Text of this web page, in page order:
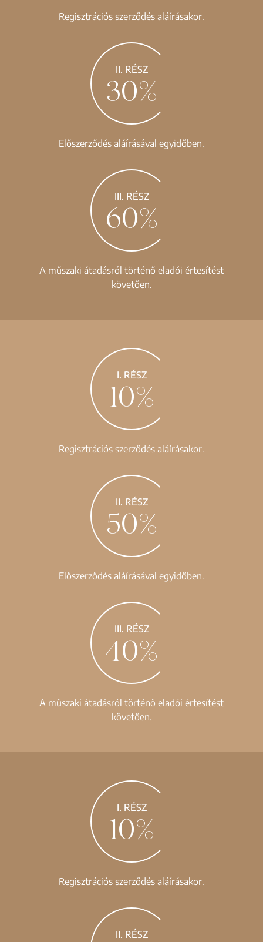
Regisztrációs szerződés aláírásakor.
II. RÉSZ
30%
Előszerződés aláírásával egyidőben.
III. RÉSZ
60%
A műszaki átadásról történő eladói értesítést
követően.
I. RÉSZ
10%
Regisztrációs szerződés aláírásakor.
II. RÉSZ
50%
Előszerződés aláírásával egyidőben.
III. RÉSZ
40%
A műszaki átadásról történő eladói értesítést
követően.
I. RÉSZ
10%
Regisztrációs szerződés aláírásakor.
II. RÉSZ